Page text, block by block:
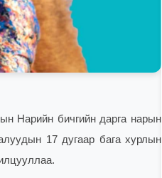
Нарийн бичгийн дарга нарын
17 дугаар бага хурлын